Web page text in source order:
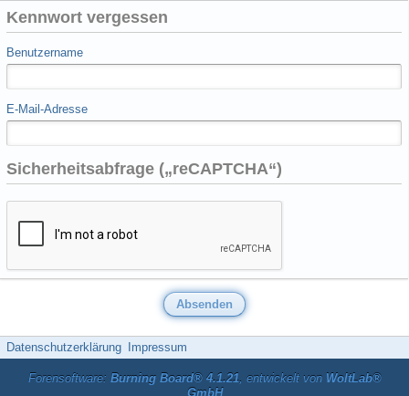
Kennwort vergessen
Benutzername
E-Mail-Adresse
Sicherheitsabfrage („reCAPTCHA“)
Datenschutzerklärung Impressum
Forensoftware: Burning Board® 4.1.21, entwickelt von WoltLab®
GmbH